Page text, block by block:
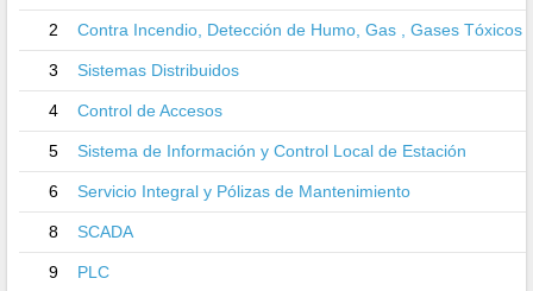
2 Contra Incendio, Detección de Humo, Gas , Gases Tóxicos
3 Sistemas Distribuidos
4 Control de Accesos
5 Sistema de Información y Control Local de Estación
6 Servicio Integral y Pólizas de Mantenimiento
8 SCADA
9 PLC